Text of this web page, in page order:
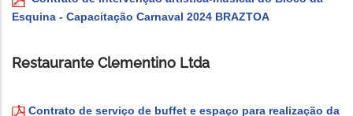
Esquina - Capacitação Carnaval 2024 BRAZTOA
Restaurante Clementino Ltda
Contrato de serviço de buffet e espaço para realização da